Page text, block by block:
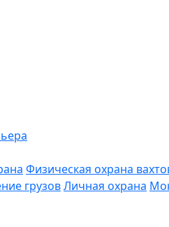
Физическая охрана
грузовЛичная охрана